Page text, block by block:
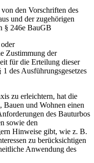
den Vorschriften des
und der zugehörigen
§ 246e BauGB
Zustimmung der
für die Erteilung dieser
des Ausführungsgesetzes
zu erleichtern, hat die
und Wohnen einen
des Bauturbos
sowie den
Hinweise gibt, wie z. B.
zu berücksichtigen
Anwendung des